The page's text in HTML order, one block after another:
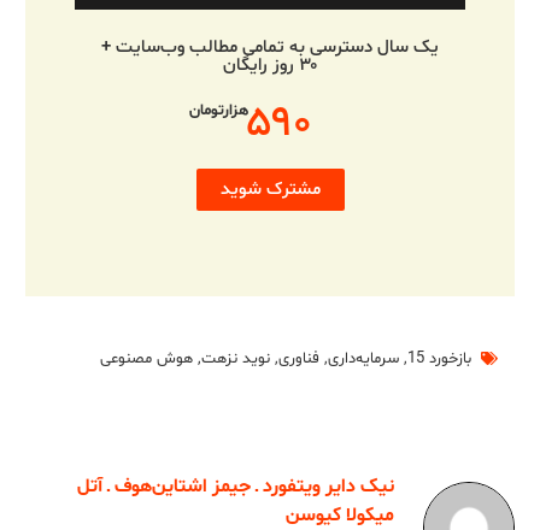
یک سال دسترسی به تمامی مطالب وب‌سایت +
۳۰ روز رایگان
۵۹۰هزارتومان
مشترک شوید
بازخورد 15 , سرمایه‌داری, فناوری, نوید نزهت, هوش مصنوعی
نیک دایر ویتفورد ـ جیمز اشتاین‌هوف ـ آتل
میکولا کیوسن